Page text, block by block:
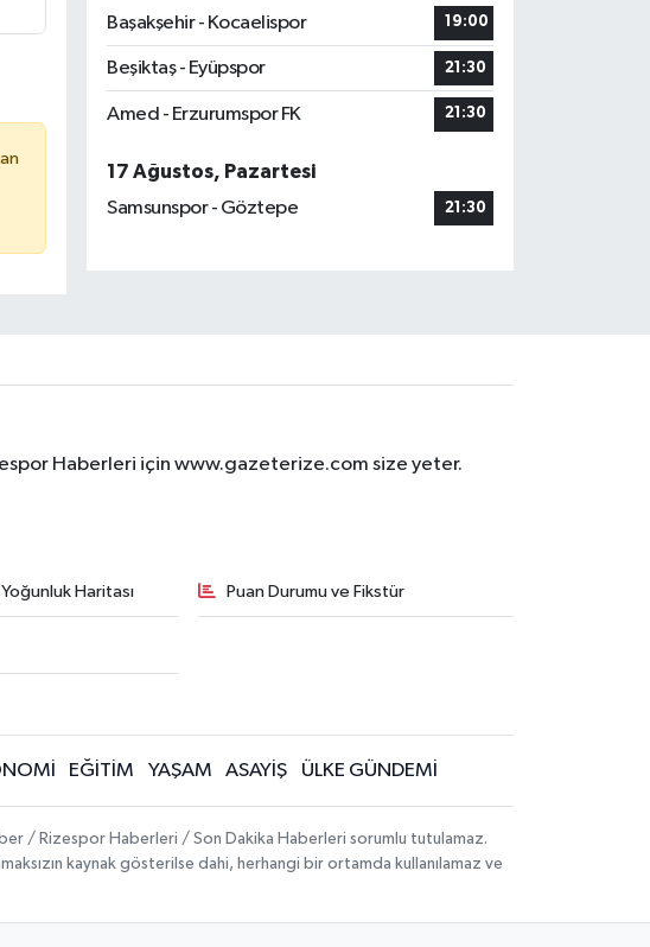
Başakşehir - Kocaelispor
19:00
Beşiktaş - Eyüpspor 21:30
Amed - Erzurumspor FK 21:30
17 Ağustos, Pazartesi
Samsunspor - Göztepe
21:30
Haberleri için www.gazeterize.com size yeter.
Haritası Puan Durumu ve Fikstür
EĞİTİM YAŞAM ASAYİŞ ÜLKE GÜNDEMİ
/ Rizespor Haberleri / Son Dakika Haberleri sorumlu tutulamaz.
kaynak gösterilse dahi, herhangi bir ortamda kullanılamaz ve